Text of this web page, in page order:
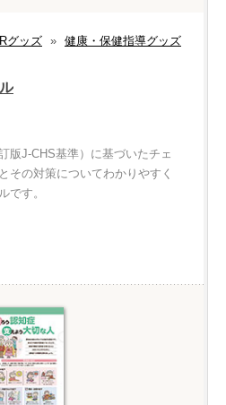
グッズ » 健康・保健指導グッズ
版J-CHS基準）に基づいたチェ
その対策についてわかりやすく
です。